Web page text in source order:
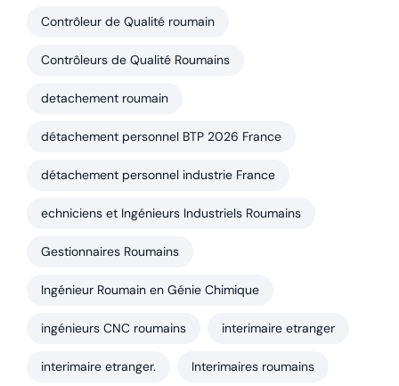
Contrôleur de Qualité roumain
Contrôleurs de Qualité Roumains
detachement roumain
détachement personnel BTP 2026 France
détachement personnel industrie France
echniciens et Ingénieurs Industriels Roumains
Gestionnaires Roumains
Ingénieur Roumain en Génie Chimique
ingénieurs CNC roumains interimaire etranger
interimaire etranger. Interimaires roumains